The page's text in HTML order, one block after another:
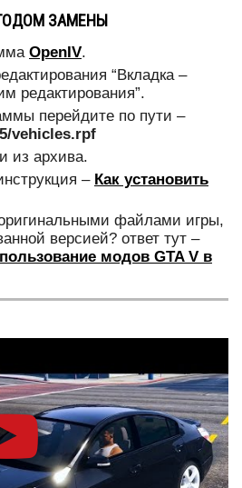
ЗАМЕНЫ
OpenIV.
“Вкладка –
редактирования”.
перейдите по пути –
vehicles.rpf
из архива.
– Как установить
оригинальными файлами игры,
версией? ответ тут –
модов GTA V в